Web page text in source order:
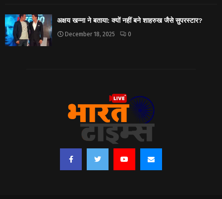
अक्षय खन्ना ने बताया: क्यों नहीं बने शाहरुख जैसे सुपरस्टार?
December 18, 2025 0